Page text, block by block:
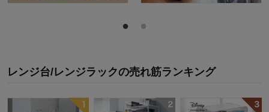
レンジ台/レンジラックの売れ筋ランキング